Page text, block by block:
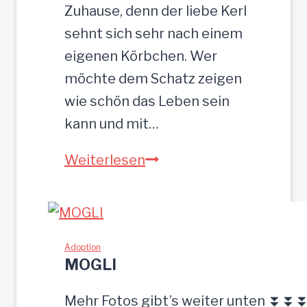
c
m
Zuhause, denn der liebe Kerl
sehnt sich sehr nach einem
eigenen Körbchen. Wer
möchte dem Schatz zeigen
wie schön das Leben sein
kann und mit…
WeiterlesenZ
r
Adoption
MOGLI
Mehr Fotos gibt’s weiter unten